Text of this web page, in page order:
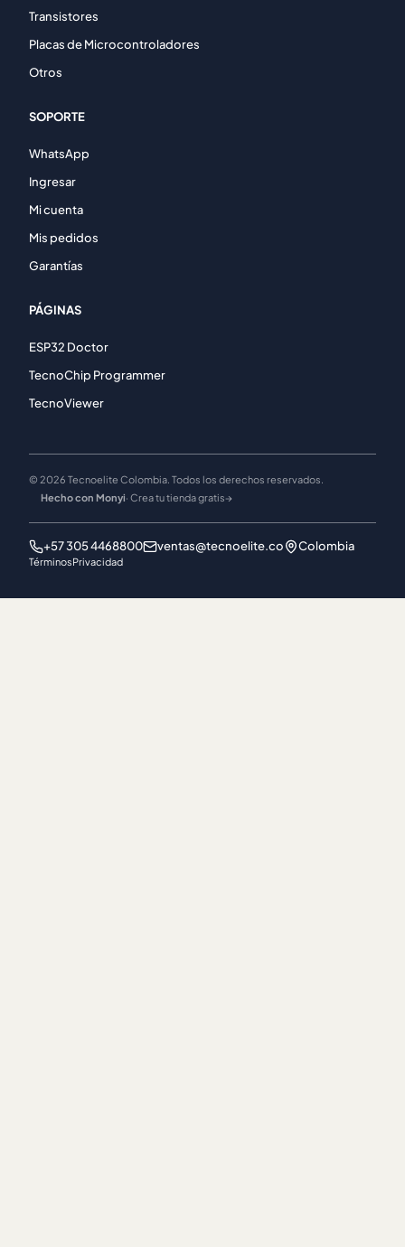
Transistores
Placas de Microcontroladores
Otros
SOPORTE
WhatsApp
Ingresar
Mi cuenta
Mis pedidos
Garantías
PÁGINAS
ESP32 Doctor
TecnoChip Programmer
TecnoViewer
© 2026 Tecnoelite Colombia. Todos los derechos reservados.
Hecho con Monyi· Crea tu tienda gratis→
+57 305 4468800 ventas@tecnoelite.co Colombia
TérminosPrivacidad